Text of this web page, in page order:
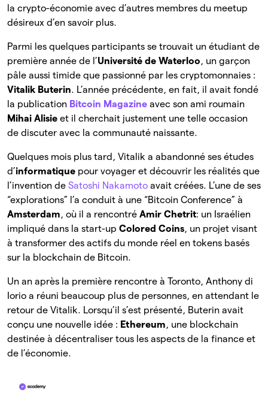
la crypto-économie avec d’autres membres du meetup
désireux d’en savoir plus.
Parmi les quelques participants se trouvait un étudiant de
première année de l’Université de Waterloo, un garçon
pâle aussi timide que passionné par les cryptomonnaies :
Vitalik Buterin. L’année précédente, en fait, il avait fondé
la publication Bitcoin Magazine avec son ami roumain
Mihai Alisie et il cherchait justement une telle occasion
de discuter avec la communauté naissante.
Quelques mois plus tard, Vitalik a abandonné ses études
d’informatique pour voyager et découvrir les réalités que
l’invention de Satoshi Nakamoto avait créées. L’une de ses
“explorations” l’a conduit à une “Bitcoin Conference” à
Amsterdam, où il a rencontré Amir Chetrit: un Israélien
impliqué dans la start-up Colored Coins, un projet visant
à transformer des actifs du monde réel en tokens basés
sur la blockchain de Bitcoin.
Un an après la première rencontre à Toronto, Anthony di
Iorio a réuni beaucoup plus de personnes, en attendant le
retour de Vitalik. Lorsqu’il s’est présenté, Buterin avait
conçu une nouvelle idée : Ethereum, une blockchain
destinée à décentraliser tous les aspects de la finance et
de l’économie.